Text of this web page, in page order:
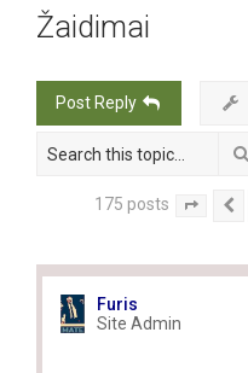
Žaidimai
Post Reply
175 posts Page
Furis
Site Admin